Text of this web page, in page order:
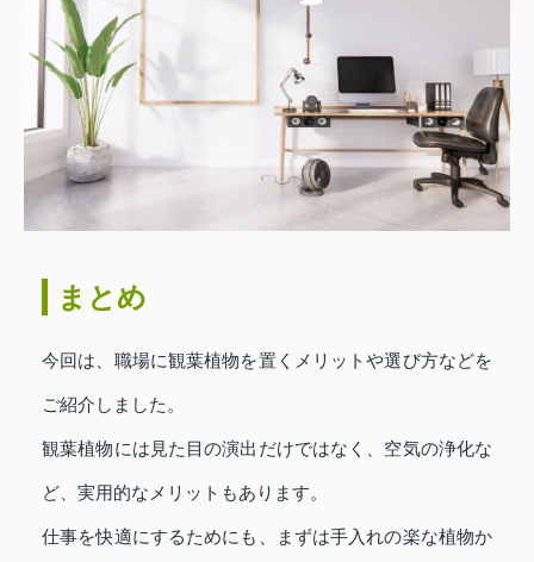
まとめ
今回は、職場に観葉植物を置くメリットや選び方などを
ご紹介しました。
観葉植物には見た目の演出だけではなく、空気の浄化な
ど、実用的なメリットもあります。
仕事を快適にするためにも、まずは手入れの楽な植物か